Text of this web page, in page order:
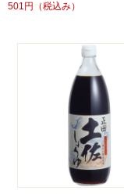
501円 （税込み）